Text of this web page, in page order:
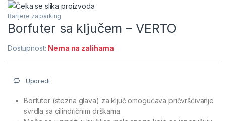
Barijere za parking
Borfuter sa ključem – VERTO
Dostupnost: Nema na zalihama
Uporedi
Borfuter (stezna glava) za ključ omogućava pričvršćivanje
svrdla sa cilindričnim drškama.